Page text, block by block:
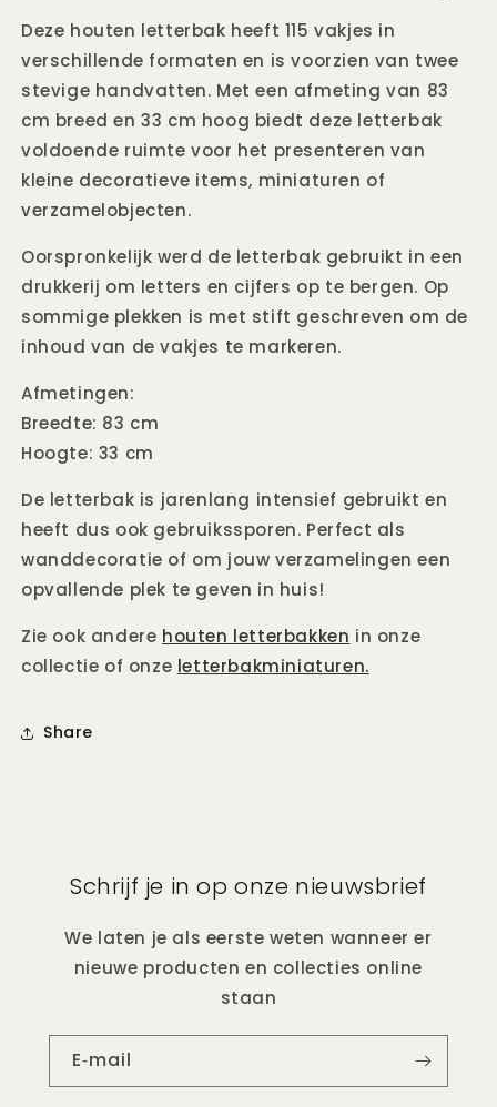
Deze houten letterbak heeft 115 vakjes in
verschillende formaten en is voorzien van twee
stevige handvatten. Met een afmeting van 83
cm breed en 33 cm hoog biedt deze letterbak
voldoende ruimte voor het presenteren van
kleine decoratieve items, miniaturen of
verzamelobjecten.
Oorspronkelijk werd de letterbak gebruikt in een
drukkerij om letters en cijfers op te bergen. Op
sommige plekken is met stift geschreven om de
inhoud van de vakjes te markeren.
Afmetingen:
Breedte: 83 cm
Hoogte: 33 cm
De letterbak is jarenlang intensief gebruikt en
heeft dus ook gebruikssporen. Perfect als
wanddecoratie of om jouw verzamelingen een
opvallende plek te geven in huis!
Zie ook andere houten letterbakken in onze
collectie of onze letterbakminiaturen.
Share
Schrijf je in op onze nieuwsbrief
We laten je als eerste weten wanneer er
nieuwe producten en collecties online
staan
E‑mail